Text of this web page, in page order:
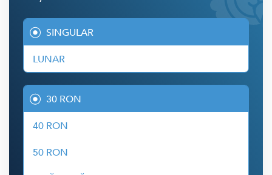
SINGULAR
LUNAR
30 RON
40 RON
50 RON